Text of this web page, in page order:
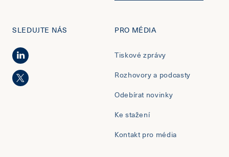
SLEDUJTE NÁS PRO MÉDIA
Tiskové zprávy
Rozhovory a podcasty
Odebírat novinky
Ke stažení
Kontakt pro média